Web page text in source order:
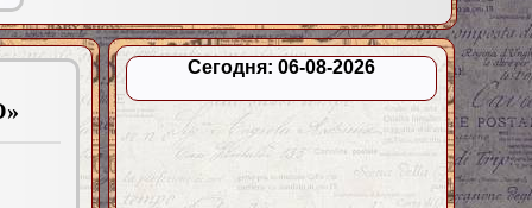
Сегодня: 06-08-2026